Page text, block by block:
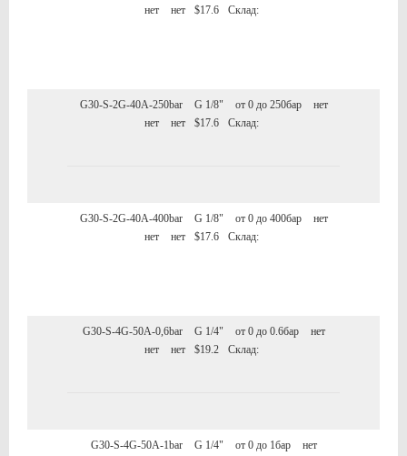
нет
нет $17.6 Склад:
G30-S-2G-40A-250bar G 1/8" от 0 до 250бар
нет
нет
нет $17.6 Склад:
G30-S-2G-40A-400bar G 1/8" от 0 до 400бар
нет
нет
нет $17.6 Склад:
G30-S-4G-50A-0,6bar G 1/4" от 0 до 0.6бар
нет
нет
нет $19.2 Склад:
G30-S-4G-50A-1bar G 1/4" от 0 до 1бар
нет